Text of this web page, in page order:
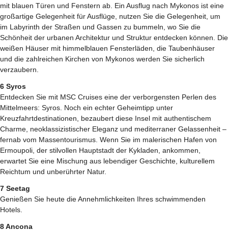
mit blauen Türen und Fenstern ab. Ein Ausflug nach Mykonos ist eine
großartige Gelegenheit für Ausflüge, nutzen Sie die Gelegenheit, um
im Labyrinth der Straßen und Gassen zu bummeln, wo Sie die
Schönheit der urbanen Architektur und Struktur entdecken können. Die
weißen Häuser mit himmelblauen Fensterläden, die Taubenhäuser
und die zahlreichen Kirchen von Mykonos werden Sie sicherlich
verzaubern.
6 Syros
Entdecken Sie mit MSC Cruises eine der verborgensten Perlen des
Mittelmeers: Syros. Noch ein echter Geheimtipp unter
Kreuzfahrtdestinationen, bezaubert diese Insel mit authentischem
Charme, neoklassizistischer Eleganz und mediterraner Gelassenheit –
fernab vom Massentourismus. Wenn Sie im malerischen Hafen von
Ermoupoli, der stilvollen Hauptstadt der Kykladen, ankommen,
erwartet Sie eine Mischung aus lebendiger Geschichte, kulturellem
Reichtum und unberührter Natur.
7 Seetag
Genießen Sie heute die Annehmlichkeiten Ihres schwimmenden
Hotels.
8 Ancona